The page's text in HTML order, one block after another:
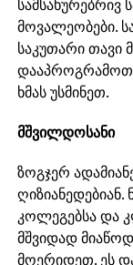
მოვალეობები.
საკუთარი თავი
დააპროგრამოთ.
ხმას უსმინეთ.
მშვილდოსანი
ზოგჯერ
ღიზიანედებიან.
კოლეგებსა და
მშვიდად
მოერიდეთ. ეს